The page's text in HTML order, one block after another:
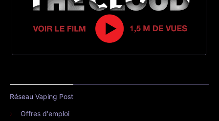
Réseau Vaping Post
Offres d'emploi